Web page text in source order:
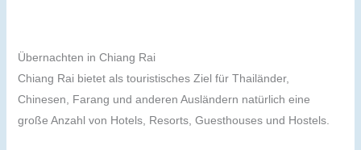
Übernachten in Chiang Rai
Chiang Rai bietet als touristisches Ziel für Thailänder,
Chinesen, Farang und anderen Ausländern natürlich eine
große Anzahl von Hotels, Resorts, Guesthouses und Hostels.